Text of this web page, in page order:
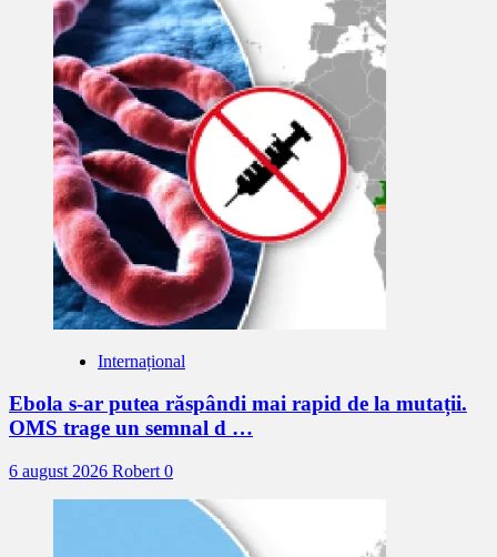
Internațional
Ebola s-ar putea răspândi mai rapid de la mutații.
OMS trage un semnal d …
6 august 2026 Robert 0